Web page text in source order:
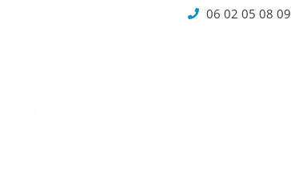
06 02 05 08 09